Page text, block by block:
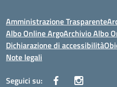
Amministrazione Trasparente
Albo Online ArgoArchivio Albo
Dichiarazione di accessibilità
Note legali
Seguici su: